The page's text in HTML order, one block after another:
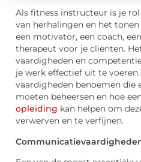
Als fitness instructeur is je
van herhalingen en het
een motivator, een coach,
therapeut voor je cliënten.
vaardigheden en
je werk effectief uit te
vaardigheden benoemen die
moeten beheersen en hoe
opleiding kan helpen om
verwerven en te verfijnen.